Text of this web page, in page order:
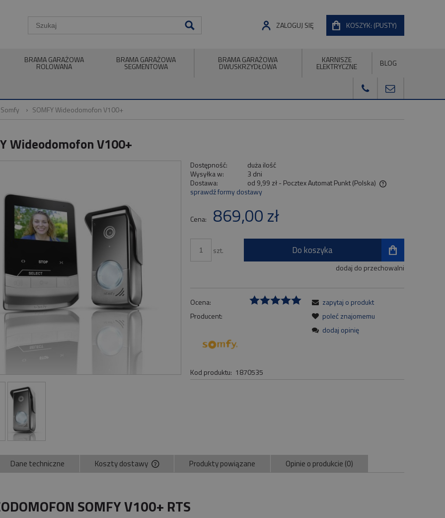
KOSZYK: (PUSTY)
ZALOGUJ SIĘ
BRAMA GARAŻOWA
ROLOWANA
BRAMA GARAŻOWA
SEGMENTOWA
BRAMA GARAŻOWA
DWUSKRZYDŁOWA
KARNISZE
ELEKTRYCZNE BLOG
SOMFY Wideodomofon V100+
Wideodomofon V100+
Dostępność:
duża ilość
Wysyłka w:
3 dni
Dostawa:
od 9,99 zł- Pocztex Automat Punkt(Polska)
płatności
sprawdź formy dostawy
Cena: 869,00 zł
szt. Do koszyka
dodaj do przechowalni
Ocena:
Producent:
Kod produktu: 1870535
zapytaj o produkt
poleć znajomemu
dodaj opinię
Dane techniczne Koszty dostawy Produkty powiązane Opinie o produkcie (0)
SOMFY V100+ RTS